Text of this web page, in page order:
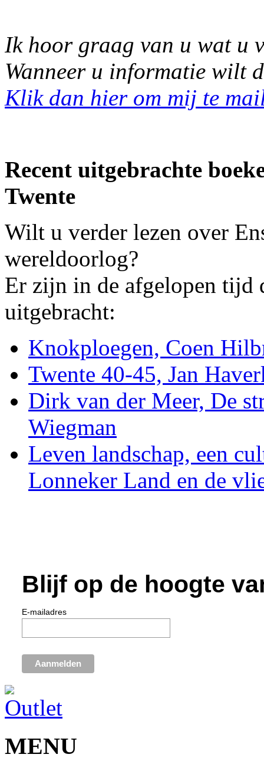
Ik hoor graag van u wat u
Wanneer u informatie wilt
Klik dan hier om mij te
Recent uitgebrachte
Twente
Wilt u verder lezen over
wereldoorlog?
Er zijn in de afgelopen tijd
uitgebracht:
Knokploegen, Coen
Twente 40-45, Jan
Dirk van der Meer, De
Wiegman
Leven landschap, een
Lonneker Land en de
Blijf op de hoogte
E-mailadres
MENU